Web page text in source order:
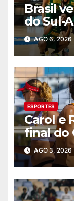
Brasil
do Sul-
AGO 6, 2026
ESPORTES
Carol e
final do
vôlei de
AGO 3, 2026